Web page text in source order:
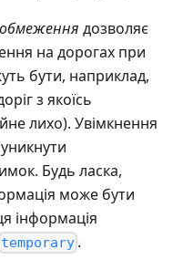
дозволяє
на дорогах при
бути, наприклад,
з якоїсь
лихо). Увімкнення
Будь ласка,
може бути
інформація
temporary .